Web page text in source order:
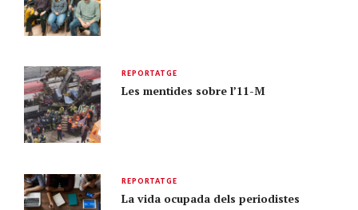
REPORTATGE
Les mentides sobre l’11-M
REPORTATGE
La vida ocupada dels periodistes